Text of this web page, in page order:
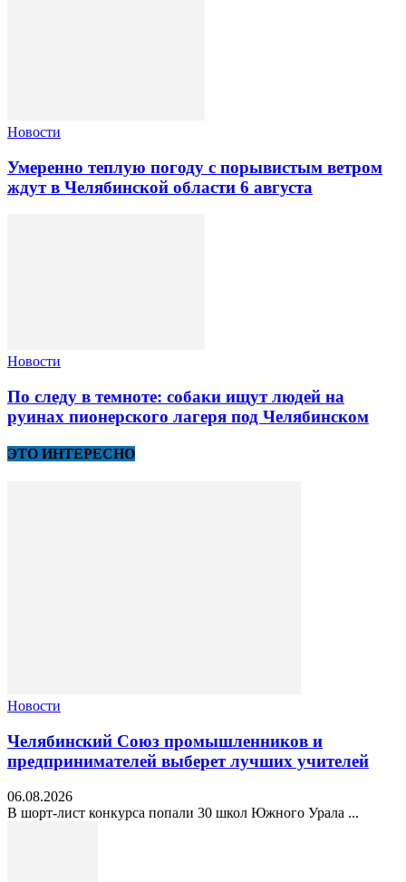
Новости
Умеренно теплую погоду с порывистым ветром
ждут в Челябинской области 6 августа
Новости
По следу в темноте: собаки ищут людей на
руинах пионерского лагеря под Челябинском
ЭТО ИНТЕРЕСНО
Новости
Челябинский Союз промышленников и
предпринимателей выберет лучших учителей
06.08.2026
В шорт‑лист конкурса попали 30 школ Южного Урала ...